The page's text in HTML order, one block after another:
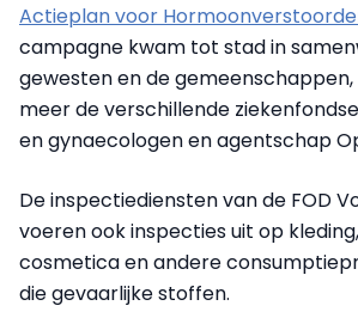
Actieplan voor
campagne kwam tot stad in
gewesten en de
meer de verschillende
en gynaecologen en agentschap
De inspectiediensten van de FOD
voeren ook inspecties uit op
cosmetica en andere
die gevaarlijke stoffen.